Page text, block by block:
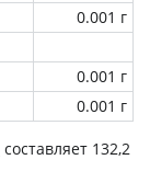
0.001 г
0.001 г
0.001 г
составляет 132,2